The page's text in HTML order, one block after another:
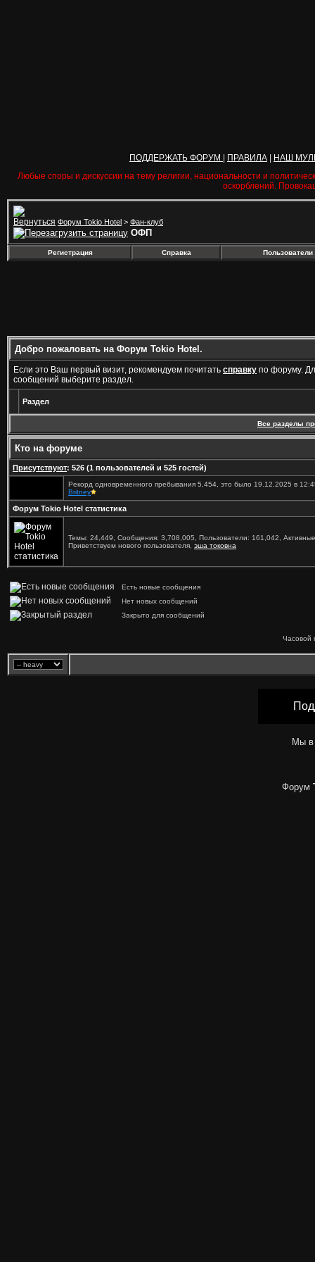
ПОДДЕРЖАТЬ ФОРУМ ПРАВИЛА
НАШ
Любые споры и дискуссии на тему религии, национальности и
оскорблений.
Форум Tokio Hotel > Фан-клуб
ОФП
Регистрация Справка Пользователи
Добро пожаловать на Форум Tokio Hotel.
Если это Ваш первый визит, рекомендуем почитать справку по форуму.
сообщений выберите раздел.
Раздел
Все разделы
Кто на форуме
Присутствуют: 526 (1 пользователей и 525 гостей)
Рекорд одновременного пребывания 5,454, это было 19.12.2025 в
Britney
Форум Tokio Hotel статистика
Темы: 24,449, Сообщения: 3,708,005, Пользователи: 161,042,
Приветствуем нового пользователя, эша токовна
Есть новые сообщения
Нет новых сообщений
Закрыто для сообщений
Часовой
Мы в
Форум